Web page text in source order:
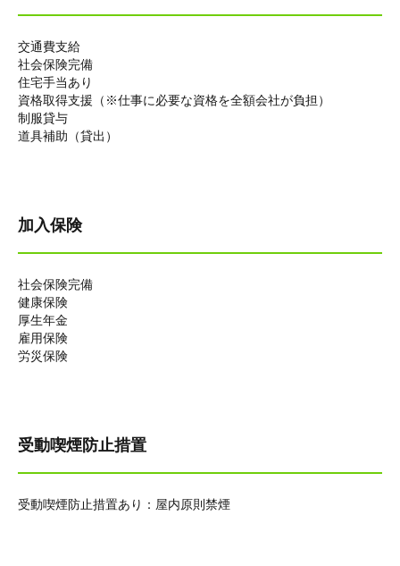
交通費支給
社会保険完備
住宅手当あり
資格取得支援（ ※仕事に必要な資格を全額会社が負担）
制服貸与
道具補助（貸出）
加入保険
社会保険完備
健康保険
厚生年金
雇用保険
労災保険
受動喫煙防止措置
受動喫煙防止措置あり：屋内原則禁煙